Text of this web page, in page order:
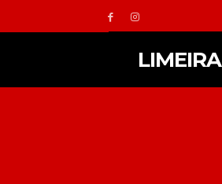
LIMEIRA